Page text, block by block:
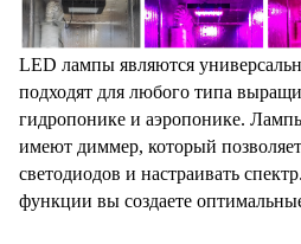
LED лампы являются
подходят для любого типа
гидропонике и аэропонике.
имеют диммер, который
светодиодов и настраивать
функции вы создаете